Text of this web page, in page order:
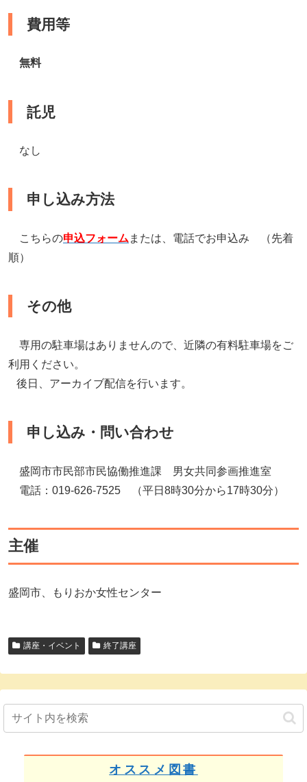
費用等
無料
託児
なし
申し込み方法
こちらの申込フォーム または、電話でお申込み （先着
順）
その他
専用の駐車場はありませんので、近隣の有料駐車場をご
利用ください。
後日、アーカイブ配信を行います。
申し込み・問い合わせ
盛岡市市民部市民協働推進課 男女共同参画推進室
電話：019-626-7525 （平日8時30分から17時30分）
主催
盛岡市、もりおか女性センター
講座・イベント 終了講座
オススメ図書